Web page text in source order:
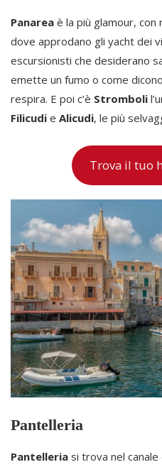
Panarea è la più glamour,
dove approdano gli yacht dei
escursionisti che desiderano
emette un fumo o come
respira. E poi c’è Stromboli
Filicudi e Alicudi, le più
Trova il tuo
Pantelleria
Pantelleria si trova nel canale